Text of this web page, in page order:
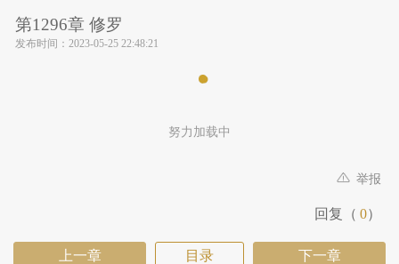
第1296章 修罗
发布时间： 2023-05-25 22:48:21
努力加载中
举报
回复（ 0）
上一章 目录 下一章